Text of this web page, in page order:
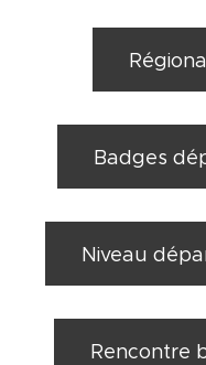
Badges
Niveau
Rencontre